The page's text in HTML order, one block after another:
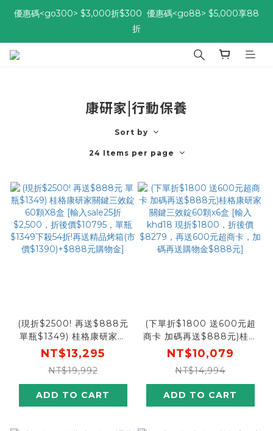
優惠碼<go300> $3,000折$300  優惠碼<go88> $5,000享88
折
優惠碼<go300> $3,000折$300  優惠碼<go88> $5,000享88
折
[自由配每期都85折!] 免綁約! 選擇多、任搭任選，立即了解活動>>
優惠碼<go300> $3,000折$300  優惠碼<go88> $5,000享88
折
康研家|行動保養
Sort by
24 Items per page
(現折$2500! 再送$888元
單瓶$1349) 桂格康研家關
鍵三效錠60顆X8盒 [輸入
sale25折$2,500，折後價
$10795，單瓶$1349下殺
$1390)+$888元購物金]
NT$13,295
NT$19,992
ADD TO CART
(下單折$1800 送600元超
商卡 加碼再送$888元)桂格
康研家關鍵三效錠60顆x6盒
[輸入khd18 現折$1800，
折後價$8279，再送600元
$888元]
NT$10,079
NT$14,994
ADD TO CART